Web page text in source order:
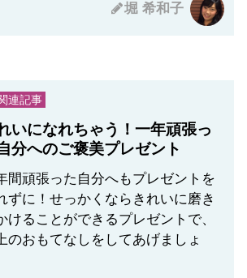
堀 希和子
連記事
いになれちゃう！一年頑張っ
分へのご褒美プレゼント
間頑張った自分へもプレゼントを
ずに！せっかくならきれいに磨き
けることができるプレゼントで、
のおもてなしをしてあげましょ